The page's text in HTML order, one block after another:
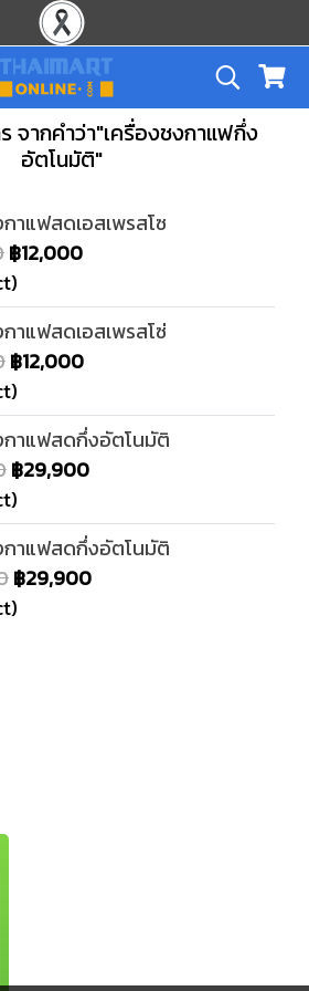
จากคำว่า"เครื่องชงกาแฟกึ่ง
อัตโนมัติ"
กาแฟสดเอสเพรสโซ
฿12,000
กาแฟสดเอสเพรสโซ่
฿12,000
กาแฟสดกึ่งอัตโนมัติ
฿29,900
กาแฟสดกึ่งอัตโนมัติ
฿29,900